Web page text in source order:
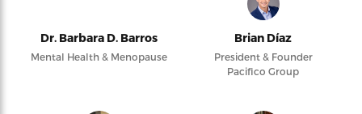
Dr. Barbara D. Barros
Mental Health & Menopause
Brian Díaz
President & Founder
Pacifico Group